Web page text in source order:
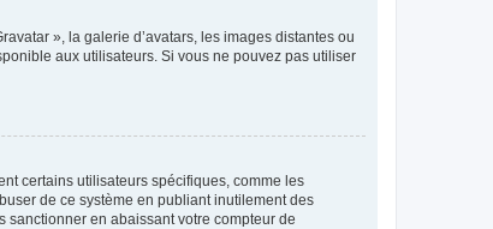
», la galerie d’avatars, les images distantes ou
aux utilisateurs. Si vous ne pouvez pas utiliser
certains utilisateurs spécifiques, comme les
de ce système en publiant inutilement des
sanctionner en abaissant votre compteur de